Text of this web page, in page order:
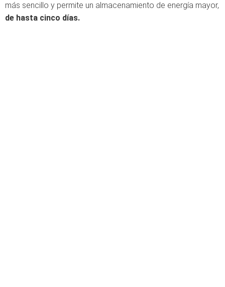
más sencillo y permite un almacenamiento de energía mayor,
de hasta cinco días.